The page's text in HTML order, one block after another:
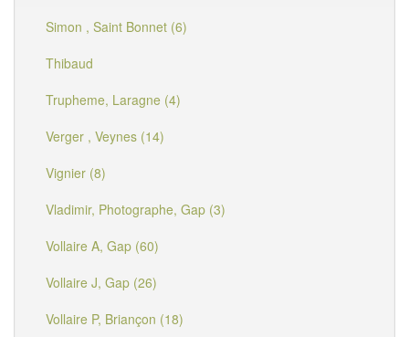
Simon , Saint Bonnet (6)
Thibaud
Trupheme, Laragne (4)
Verger , Veynes (14)
Vignier (8)
Vladimir, Photographe, Gap (3)
Vollaire A, Gap (60)
Vollaire J, Gap (26)
Vollaire P, Briançon (18)